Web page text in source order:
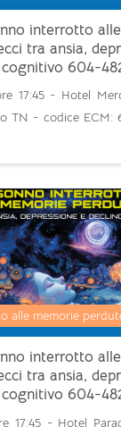
interrotto
tra ansia,
604-
17:45 - Hotel
TN - codice ECM:
interrotto
tra ansia,
604-
alle memorie
17:45 - Hotel